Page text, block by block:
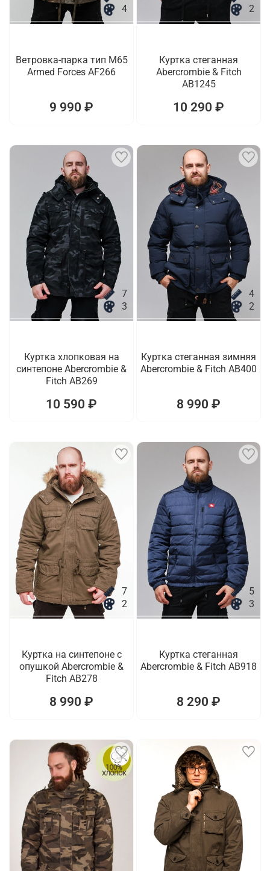
4
Ветровка-парка тип M65
Armed Forces AF266
9 990 ₽
2
Куртка стеганная
Abercrombie & Fitch
AB1245
10 290 ₽
7
3
Куртка хлопковая на
синтепоне Abercrombie &
Fitch AB269
10 590 ₽
4
2
Куртка стеганная зимняя
Abercrombie & Fitch AB400
8 990 ₽
7
2
Куртка на синтепоне с
опушкой Abercrombie &
Fitch AB278
8 990 ₽
5
3
Куртка стеганная
Abercrombie & Fitch AB918
8 290 ₽